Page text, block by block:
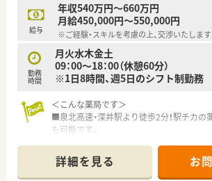
<ヘルプ体制充実>
■ヘルプ体制が整っており、ラウンダー勤
応援して下さるので、急なお休みなどにも
す。
<メリハリ勤務が可能>
率80%近くと、有休取得しやすい環境です。
給与
年収540万円～660万円
月給450,000円～550,000円
※ご経験・スキルを考慮の上、交渉いたします
勤務
時間
月火水木金土
09：00～18：00（休憩60分）
※1日8時間、週5日のシフト制勤務
＜こんな薬局です＞
■泉北高速・深井駅より徒歩2分！駅チカの
も可能です。
2件の在宅の取り扱いがございます。
■施設在宅増加による増員募集となります
詳細を見る お